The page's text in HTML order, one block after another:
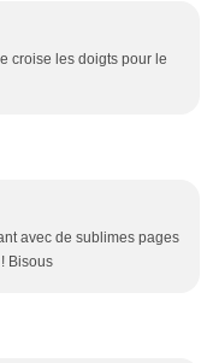
croise les doigts pour le
avec de sublimes pages
Bisous